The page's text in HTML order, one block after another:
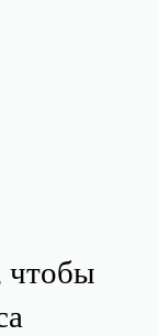
чтобы